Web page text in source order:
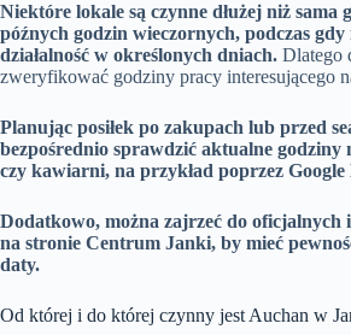
Niektóre lokale są czynne dłużej niż sama
późnych godzin wieczornych, podczas
działalność w określonych dniach. Dlatego
zweryfikować godziny pracy interesującego
Planując posiłek po zakupach lub przed
bezpośrednio sprawdzić aktualne godziny
czy kawiarni, na przykład poprzez Google
Dodatkowo, można zajrzeć do oficjalnych
na stronie Centrum Janki, by mieć
daty.
Od której i do której czynny jest Auchan w